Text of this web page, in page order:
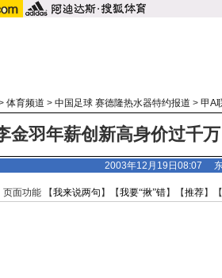
体育频道 > 中国足球 赛德隆热水器特约报道 > 甲A
金羽年薪创新高身价过千
2003年12月19日08:07
页面功能 【我来说两句 】【我要“揪”错】【推荐】